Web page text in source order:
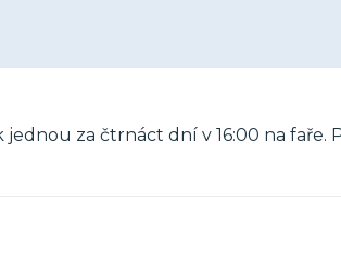
za čtrnáct dní v 16:00 na faře.